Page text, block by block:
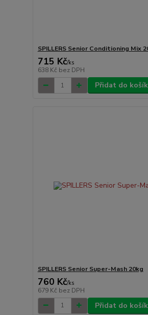
SPILLERS Senior Conditioning Mix
715 Kč/ks
638 Kč bez DPH
Přidat do
SPILLERS Senior Super-Mash 20kg
760 Kč/ks
679 Kč bez DPH
Přidat do